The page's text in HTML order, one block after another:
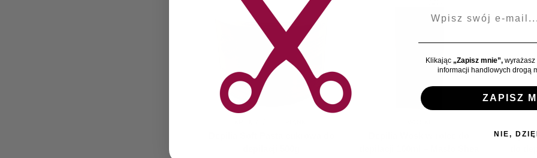
Depilia
Klikając „Zapisz mnie”,wyrażasz
informacji handlowych drogą
ZAPISZ
NIE,